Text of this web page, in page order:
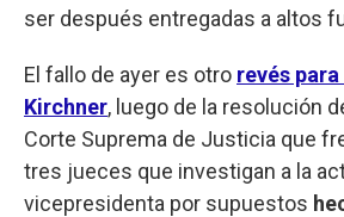
ser después entregadas a altos
El fallo de ayer es otro revés
Kirchner, luego de la resolución
Corte Suprema de Justicia que
tres jueces que investigan a la
vicepresidenta por supuestos